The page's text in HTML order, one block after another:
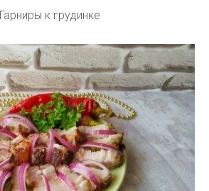
Гарниры к грудинке